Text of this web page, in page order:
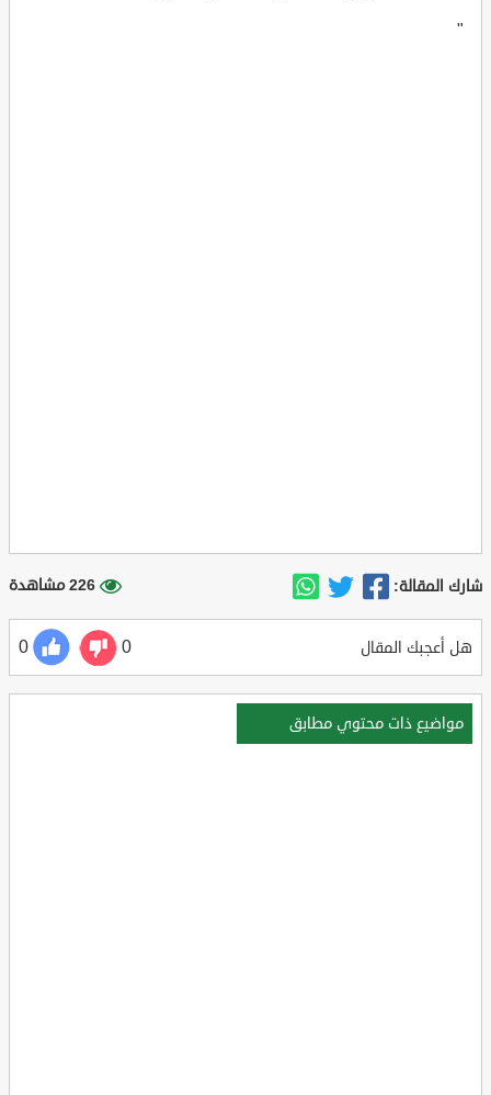
"
شارك المقالة: 226 مشاهدة
هل أعجبك المقال 0
0
مواضيع ذات محتوي مطابق